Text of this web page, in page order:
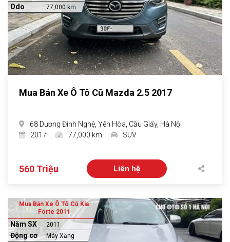
Odo 77,000 km
Mua Bán Xe Ô Tô Cũ Mazda 2.5 2017
68 Dương Đình Nghệ, Yên Hòa, Cầu Giấy, Hà Nội
2017
77,000 km SUV
560 Triệu Liên hệ
Mua Bán Xe Ô Tô Cũ Kia
Forte 2011
Năm SX 2011
Động cơ Máy Xăng